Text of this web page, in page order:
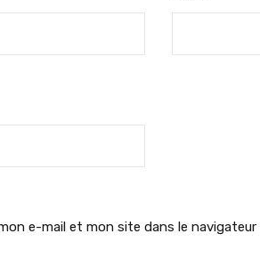
e-mail et mon site dans le